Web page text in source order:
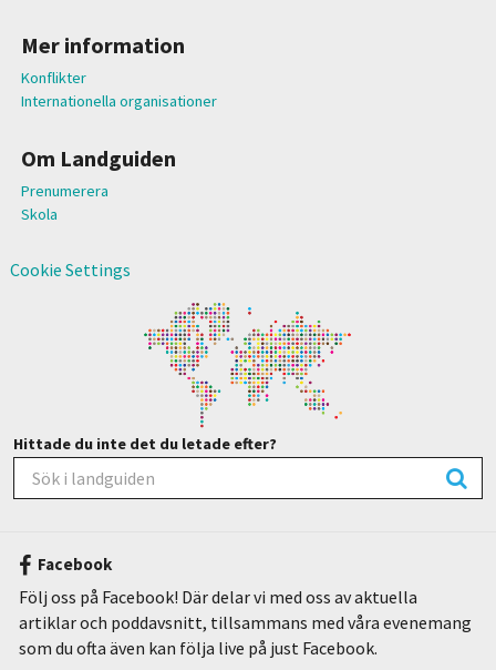
Mer information
Konflikter
Internationella organisationer
Om Landguiden
Prenumerera
Skola
Cookie Settings
Hittade du inte det du letade efter?
Facebook
Följ oss på Facebook! Där delar vi med oss av aktuella
artiklar och poddavsnitt, tillsammans med våra evenemang
som du ofta även kan följa live på just Facebook.